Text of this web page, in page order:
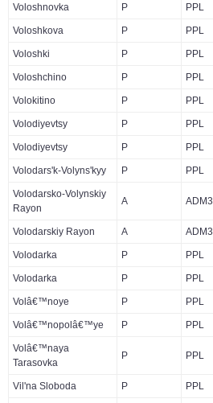
Voloshnovka P PPL
Voloshkova P PPL
Voloshki P PPL
Voloshchino P PPL
Volokitino P PPL
Volodiyevtsy P PPL
Volodiyevtsy P PPL
Volodars'k-Volyns'kyy P PPL
Volodarsko-Volynskiy
Rayon
A ADM3
Volodarskiy Rayon A ADM3
Volodarka P PPL
Volodarka P PPL
Volâ€™noye P PPL
Volâ€™nopolâ€™ye P PPL
Volâ€™naya
Tarasovka
P PPL
Vil'na Sloboda P PPL